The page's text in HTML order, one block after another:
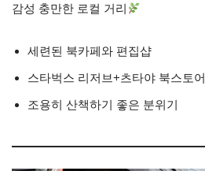
감성 충만한 로컬 거리
세련된 북카페와 편집샵
스타벅스 리저브+츠타야 북스토어
조용히 산책하기 좋은 분위기